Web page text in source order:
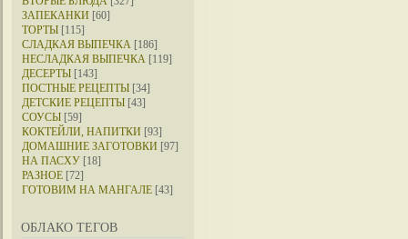
ЗАПЕКАНКИ [60]
ТОРТЫ [115]
СЛАДКАЯ ВЫПЕЧКА [186]
НЕСЛАДКАЯ ВЫПЕЧКА [119]
ДЕСЕРТЫ [143]
ПОСТНЫЕ РЕЦЕПТЫ [34]
ДЕТСКИЕ РЕЦЕПТЫ [43]
СОУСЫ [59]
КОКТЕЙЛИ, НАПИТКИ [93]
ДОМАШНИЕ ЗАГОТОВКИ [97]
НА ПАСХУ [18]
РАЗНОЕ [72]
ГОТОВИМ НА МАНГАЛЕ [43]
ОБЛАКО ТЕГОВ